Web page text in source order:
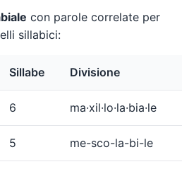
con parole correlate per
sillabici:
Sillabe Divisione
6 ma·xil·lo·la·bia·le
5 me-sco-la-bi-le